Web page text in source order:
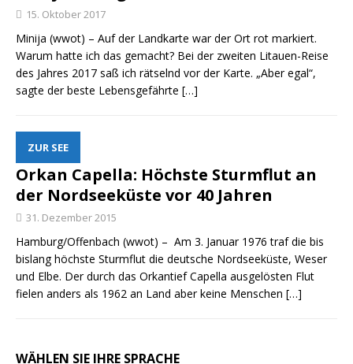
15. Oktober 2017
Minija (wwot) – Auf der Landkarte war der Ort rot markiert.
Warum hatte ich das gemacht? Bei der zweiten Litauen-Reise
des Jahres 2017 saß ich rätselnd vor der Karte. „Aber egal“,
sagte der beste Lebensgefährte […]
ZUR SEE
Orkan Capella: Höchste Sturmflut an
der Nordseeküste vor 40 Jahren
31. Dezember 2015
Hamburg/Offenbach (wwot) – Am 3. Januar 1976 traf die bis
bislang höchste Sturmflut die deutsche Nordseeküste, Weser
und Elbe. Der durch das Orkantief Capella ausgelösten Flut
fielen anders als 1962 an Land aber keine Menschen […]
WÄHLEN SIE IHRE SPRACHE